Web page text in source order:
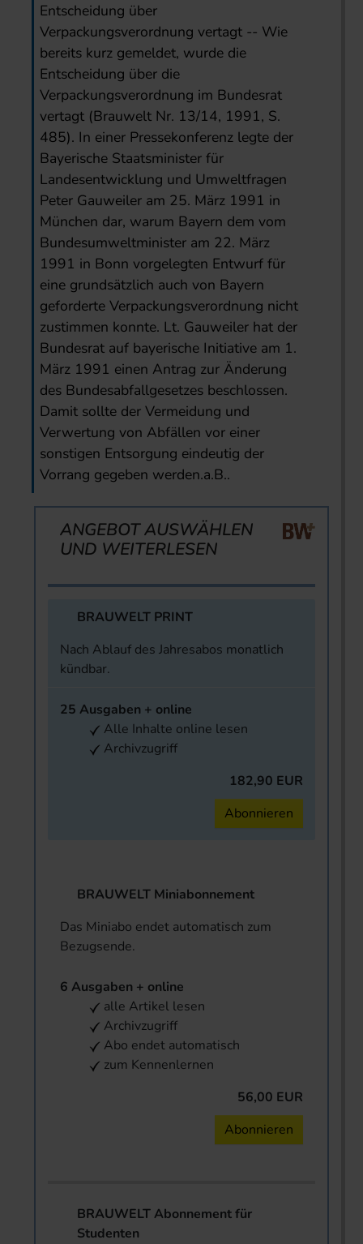
Entscheidung über
Verpackungsverordnung vertagt -- Wie
bereits kurz gemeldet, wurde die
Entscheidung über die
Verpackungsverordnung im Bundesrat
vertagt (Brauwelt Nr. 13/14, 1991, S.
485). In einer Pressekonferenz legte der
Bayerische Staatsminister für
Landesentwicklung und Umweltfragen
Peter Gauweiler am 25. März 1991 in
München dar, warum Bayern dem vom
Bundesumweltminister am 22. März
1991 in Bonn vorgelegten Entwurf für
eine grundsätzlich auch von Bayern
geforderte Verpackungsverordnung nicht
zustimmen konnte. Lt. Gauweiler hat der
Bundesrat auf bayerische Initiative am 1.
März 1991 einen Antrag zur Änderung
des Bundesabfallgesetzes beschlossen.
Damit sollte der Vermeidung und
Verwertung von Abfällen vor einer
sonstigen Entsorgung eindeutig der
Vorrang gegeben werden.a.B..
ANGEBOT AUSWÄHLEN
UND WEITERLESEN
BRAUWELT PRINT
Nach Ablauf des Jahresabos monatlich
kündbar.
25 Ausgaben + online
Alle Inhalte online lesen
Archivzugriff
182,90 EUR
Abonnieren
BRAUWELT Miniabonnement
Das Miniabo endet automatisch zum
Bezugsende.
6 Ausgaben + online
alle Artikel lesen
Archivzugriff
Abo endet automatisch
zum Kennenlernen
56,00 EUR
Abonnieren
BRAUWELT Abonnement für
Studenten